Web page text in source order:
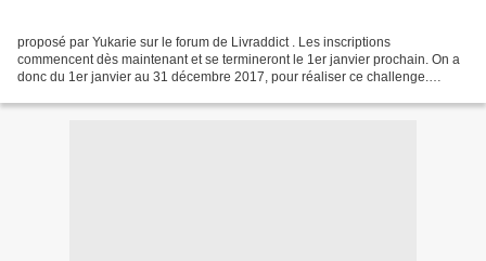
proposé par Yukarie sur le forum de Livraddict . Les inscriptions
commencent dès maintenant et se termineront le 1er janvier prochain. On a
donc du 1er janvier au 31 décembre 2017, pour réaliser ce challenge.